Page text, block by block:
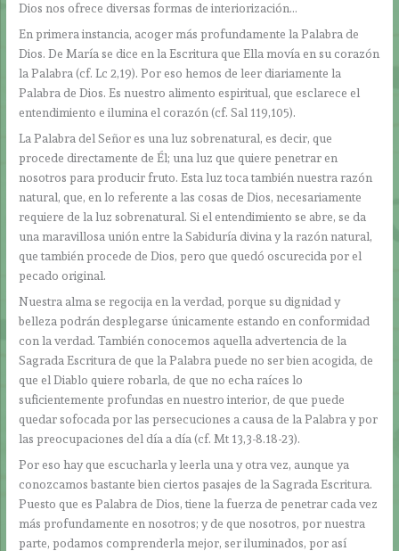
Dios nos ofrece diversas formas de interiorización…
En primera instancia, acoger más profundamente la Palabra de
Dios. De María se dice en la Escritura que Ella movía en su corazón
la Palabra (cf. Lc 2,19). Por eso hemos de leer diariamente la
Palabra de Dios. Es nuestro alimento espiritual, que esclarece el
entendimiento e ilumina el corazón (cf. Sal 119,105).
La Palabra del Señor es una luz sobrenatural, es decir, que
procede directamente de Él; una luz que quiere penetrar en
nosotros para producir fruto. Esta luz toca también nuestra razón
natural, que, en lo referente a las cosas de Dios, necesariamente
requiere de la luz sobrenatural. Si el entendimiento se abre, se da
una maravillosa unión entre la Sabiduría divina y la razón natural,
que también procede de Dios, pero que quedó oscurecida por el
pecado original.
Nuestra alma se regocija en la verdad, porque su dignidad y
belleza podrán desplegarse únicamente estando en conformidad
con la verdad. También conocemos aquella advertencia de la
Sagrada Escritura de que la Palabra puede no ser bien acogida, de
que el Diablo quiere robarla, de que no echa raíces lo
suficientemente profundas en nuestro interior, de que puede
quedar sofocada por las persecuciones a causa de la Palabra y por
las preocupaciones del día a día (cf. Mt 13,3-8.18-23).
Por eso hay que escucharla y leerla una y otra vez, aunque ya
conozcamos bastante bien ciertos pasajes de la Sagrada Escritura.
Puesto que es Palabra de Dios, tiene la fuerza de penetrar cada vez
más profundamente en nosotros; y de que nosotros, por nuestra
parte, podamos comprenderla mejor, ser iluminados, por así